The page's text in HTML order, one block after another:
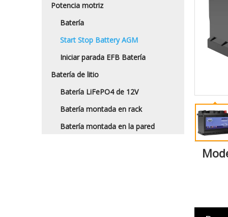
Potencia motriz
Batería
Start Stop Battery AGM
Iniciar parada EFB Batería
Batería de litio
Batería LiFePO4 de 12V
Batería montada en rack
Batería montada en la pared